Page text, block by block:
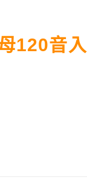
120音